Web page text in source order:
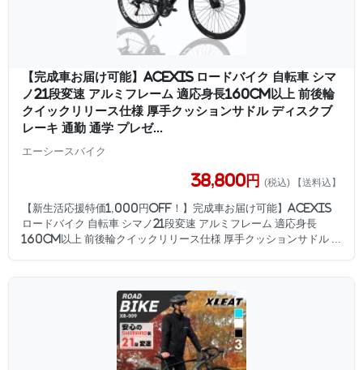
【完成車お届け可能】ACEXIS ロードバイク 自転車 シマ
ノ21段変速 アルミフレーム 適応身長160cm以上 前後輪
クイックリリース仕様 厚手クッションサドル ディスクブ
レーキ 通勤 通学 プレゼ...
エーシースバイク
38,800円 (税込) 【送料込】
【新生活応援特価1,000円OFF！】完成車お届け可能】ACEXIS
ロードバイク 自転車 シマノ21段変速 アルミフレーム 適応身長
160cm以上 前後輪クイックリリース仕様 厚手クッションサドル ...